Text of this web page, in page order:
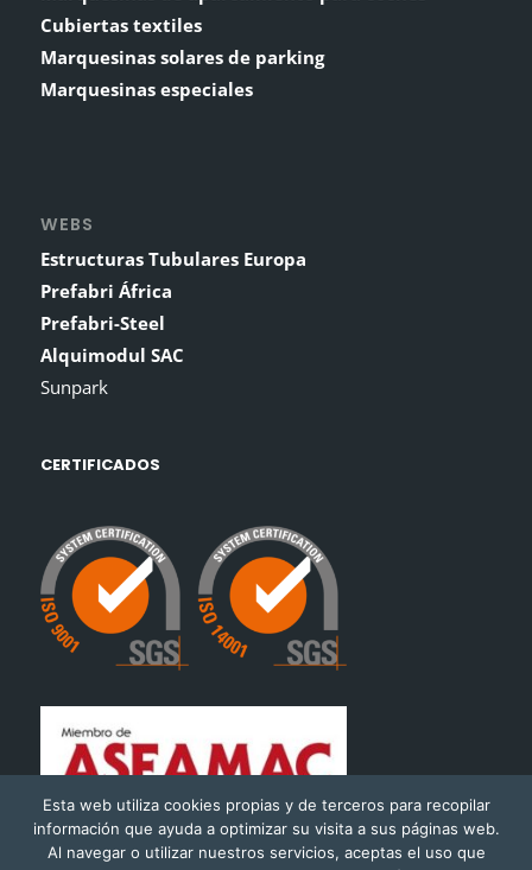
Cubiertas textiles
Marquesinas solares de parking
Marquesinas especiales
WEBS
Estructuras Tubulares Europa
Prefabri África
Prefabri-Steel
Alquimodul SAC
Sunpark
CERTIFICADOS
Esta web utiliza cookies propias y de terceros para recopilar
información que ayuda a optimizar su visita a sus páginas web.
Al navegar o utilizar nuestros servicios, aceptas el uso que